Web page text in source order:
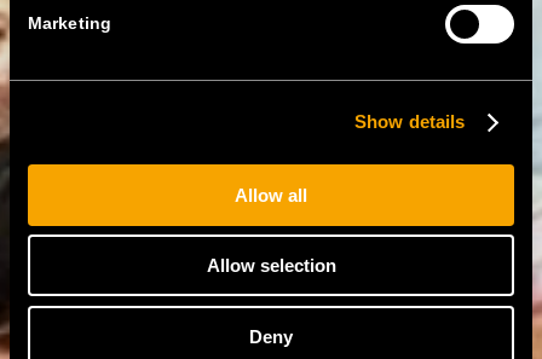
Marketing
Show details
Allow all
Allow selection
Deny